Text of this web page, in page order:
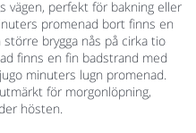
vägen, perfekt för bakning eller
promenad bort finns en
brygga nås på cirka tio
finns en fin badstrand med
minuters lugn promenad.
för morgonlöpning,
hösten.